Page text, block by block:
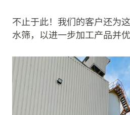
不止于此！我们的客户还为
水筛，以进一步加工产品并优